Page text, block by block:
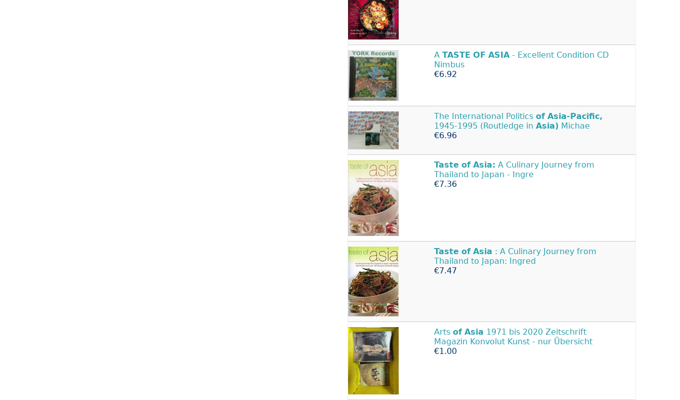
A TASTE OF ASIA- Excellent Condition CD
Nimbus
€6.92
The International Politics of Asia-Pacific,
1945-1995 (Routledge in Asia) Michae
€6.96
Taste of Asia: A Culinary Journey from
Thailand to Japan - Ingre
€7.36
Taste of Asia : A Culinary Journey from
Thailand to Japan: Ingred
€7.47
Arts of Asia 1971 bis 2020 Zeitschrift
Magazin Konvolut Kunst - nur Übersicht
€1.00